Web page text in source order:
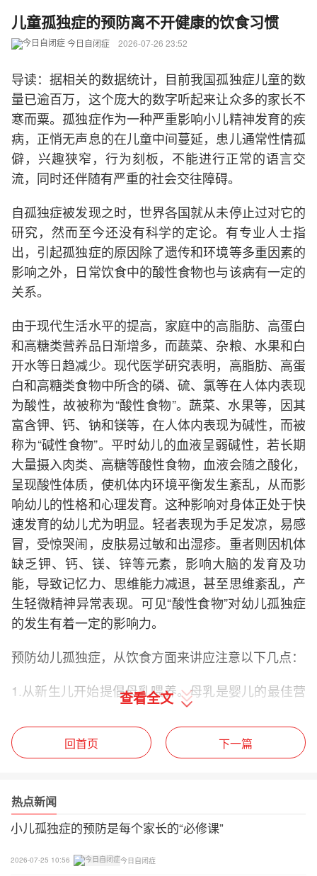
儿童孤独症的预防离不开健康的饮食习惯
今日自闭症 2026-07-26 23:52
导读：据相关的数据统计，目前我国孤独症儿童的数
量已逾百万，这个庞大的数字听起来让众多的家长不
寒而粟。孤独症作为一种严重影响小儿精神发育的疾
病，正悄无声息的在儿童中间蔓延，患儿通常性情孤
僻，兴趣狭窄，行为刻板，不能进行正常的语言交
流，同时还伴随有严重的社会交往障碍。
自孤独症被发现之时，世界各国就从未停止过对它的
研究，然而至今还没有科学的定论。有专业人士指
出，引起孤独症的原因除了遗传和环境等多重因素的
影响之外，日常饮食中的酸性食物也与该病有一定的
关系。
由于现代生活水平的提高，家庭中的高脂肪、高蛋白
和高糖类营养品日渐增多，而蔬菜、杂粮、水果和白
开水等日趋减少。现代医学研究表明，高脂肪、高蛋
白和高糖类食物中所含的磷、硫、氯等在人体内表现
为酸性，故被称为“酸性食物”。蔬菜、水果等，因其
富含钾、钙、钠和镁等，在人体内表现为碱性，而被
称为“碱性食物”。平时幼儿的血液呈弱碱性，若长期
大量摄入肉类、高糖等酸性食物，血液会随之酸化，
呈现酸性体质，使机体内环境平衡发生紊乱，从而影
响幼儿的性格和心理发育。这种影响对身体正处于快
速发育的幼儿尤为明显。轻者表现为手足发凉，易感
冒，受惊哭闹，皮肤易过敏和出湿疹。重者则因机体
缺乏钾、钙、镁、锌等元素，影响大脑的发育及功
能，导致记忆力、思维能力减退，甚至思维紊乱，产
生轻微精神异常表现。可见“酸性食物”对幼儿孤独症
的发生有着一定的影响力。
预防幼儿孤独症，从饮食方面来讲应注意以下几点：
1.从新生儿开始提倡母乳喂养。母乳是婴儿的最佳营
养品，含有丰富的微量元素，更适宜于婴儿大脑生长
发育。
2.对2～4岁小孩，父母应纠正其偏食习惯，保持膳食
3.让孩子多吃杂粮、新鲜蔬菜和水果，尤其是富含纤
维素的食物(芹菜、菠菜、韭菜、笋等)，这些蔬菜还
含有多种维生素、微量元素和矿物质。
查看全文
回首页 下一篇
热点新闻
小儿孤独症的预防是每个家长的“必修课”
2026-07-25 10:56 今日自闭症